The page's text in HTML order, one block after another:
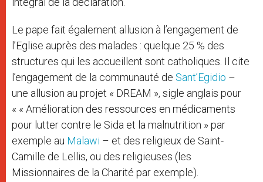
Le pape fait également allusion à l’engagement de
l’Eglise auprès des malades : quelque 25 % des
structures qui les accueillent sont catholiques. Il cite
l’engagement de la communauté de Sant’Egidio –
une allusion au projet « DREAM », sigle anglais pour
« « Amélioration des ressources en médicaments
pour lutter contre le Sida et la malnutrition » par
exemple au Malawi – et des religieux de Saint-
Camille de Lellis, ou des religieuses (les
Missionnaires de la Charité par exemple).